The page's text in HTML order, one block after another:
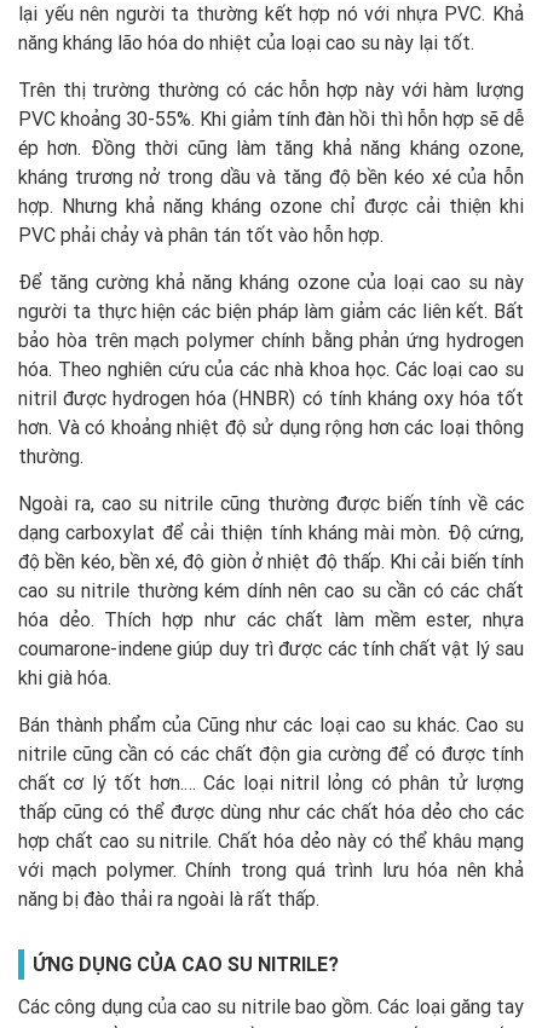
lại yếu nên người ta thường kết hợp nó với nhựa PVC. Khả
năng kháng lão hóa do nhiệt của loại cao su này lại tốt.
Trên thị trường thường có các hỗn hợp này với hàm lượng
PVC khoảng 30-55%. Khi giảm tính đàn hồi thì hỗn hợp sẽ dễ
ép hơn. Đồng thời cũng làm tăng khả năng kháng ozone,
kháng trương nở trong dầu và tăng độ bền kéo xé của hỗn
hợp. Nhưng khả năng kháng ozone chỉ được cải thiện khi
PVC phải chảy và phân tán tốt vào hỗn hợp.
Để tăng cường khả năng kháng ozone của loại cao su này
người ta thực hiện các biện pháp làm giảm các liên kết. Bất
bảo hòa trên mạch polymer chính bằng phản ứng hydrogen
hóa. Theo nghiên cứu của các nhà khoa học. Các loại cao su
nitril được hydrogen hóa (HNBR) có tính kháng oxy hóa tốt
hơn. Và có khoảng nhiệt độ sử dụng rộng hơn các loại thông
thường.
Ngoài ra, cao su nitrile cũng thường được biến tính về các
dạng carboxylat để cải thiện tính kháng mài mòn. Độ cứng,
độ bền kéo, bền xé, độ giòn ở nhiệt độ thấp. Khi cải biến tính
cao su nitrile thường kém dính nên cao su cần có các chất
hóa dẻo. Thích hợp như các chất làm mềm ester, nhựa
coumarone-indene giúp duy trì được các tính chất vật lý sau
khi già hóa.
Bán thành phẩm của Cũng như các loại cao su khác. Cao su
nitrile cũng cần có các chất độn gia cường để có được tính
chất cơ lý tốt hơn.… Các loại nitril lỏng có phân tử lượng
thấp cũng có thể được dùng như các chất hóa dẻo cho các
hợp chất cao su nitrile. Chất hóa dẻo này có thể khâu mạng
với mạch polymer. Chính trong quá trình lưu hóa nên khả
năng bị đào thải ra ngoài là rất thấp.
ỨNG DỤNG CỦA CAO SU NITRILE?
Các công dụng của cao su nitrile bao gồm. Các loại găng tay